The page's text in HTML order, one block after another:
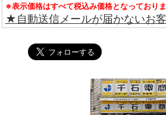
※表示価格はすべて税込み価格となっておりま
★自動送信メールが届かないお